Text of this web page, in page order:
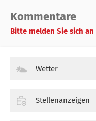
Kommentare
Bitte melden Sie sich an
Wetter
Stellenanzeigen